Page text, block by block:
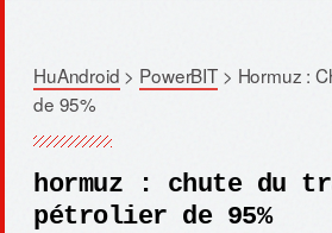
HuAndroid > PowerBIT> Hormuz :
de 95%
hormuz : chute du
pétrolier de 95%